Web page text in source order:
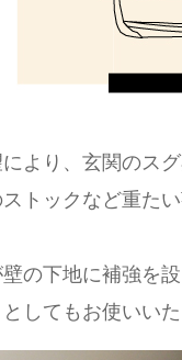
より、玄関のス
トックなど重た
の下地に補強を
してもお使いい